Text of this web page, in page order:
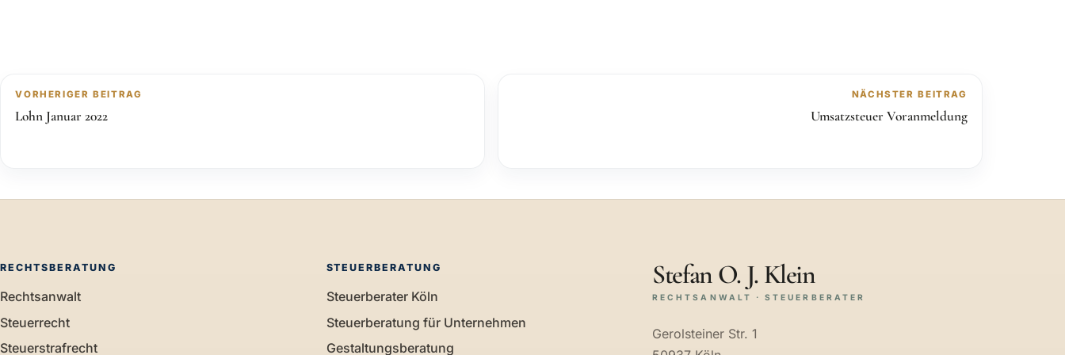
VORHERIGER BEITRAG
Lohn Januar 2022
NÄCHSTER BEITRAG
Umsatzsteuer Voranmeldung
RECHTSBERATUNG
Rechtsanwalt
Steuerrecht
Steuerstrafrecht
STEUERBERATUNG
Steuerberater Köln
Steuerberatung für Unternehmen
Gestaltungsberatung
Stefan O. J. Klein
RECHTSANWALT · STEUERBERATER
Gerolsteiner Str. 1